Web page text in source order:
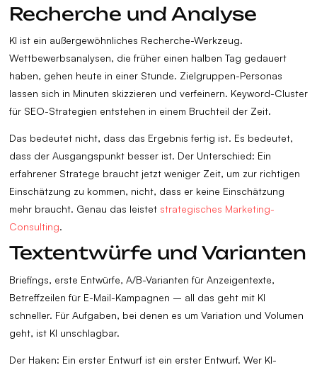
Recherche und Analyse
KI ist ein außergewöhnliches Recherche-Werkzeug.
Wettbewerbsanalysen, die früher einen halben Tag gedauert
haben, gehen heute in einer Stunde. Zielgruppen-Personas
lassen sich in Minuten skizzieren und verfeinern. Keyword-Cluster
für SEO-Strategien entstehen in einem Bruchteil der Zeit.
Das bedeutet nicht, dass das Ergebnis fertig ist. Es bedeutet,
dass der Ausgangspunkt besser ist. Der Unterschied: Ein
erfahrener Stratege braucht jetzt weniger Zeit, um zur richtigen
Einschätzung zu kommen, nicht, dass er keine Einschätzung
mehr braucht. Genau das leistet strategisches Marketing-
Consulting.
Textentwürfe und Varianten
Briefings, erste Entwürfe, A/B-Varianten für Anzeigentexte,
Betreffzeilen für E-Mail-Kampagnen – all das geht mit KI
schneller. Für Aufgaben, bei denen es um Variation und Volumen
geht, ist KI unschlagbar.
Der Haken: Ein erster Entwurf ist ein erster Entwurf. Wer KI-